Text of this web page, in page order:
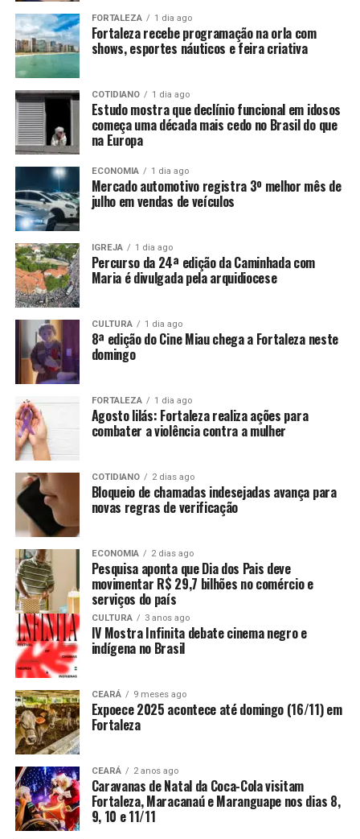
FORTALEZA 1 dia ago
Fortaleza recebe programação na orla com
shows, esportes náuticos e feira criativa
COTIDIANO 1 dia ago
Estudo mostra que declínio funcional em idosos
começa uma década mais cedo no Brasil do que
na Europa
ECONOMIA 1 dia ago
Mercado automotivo registra 3º melhor mês de
julho em vendas de veículos
IGREJA 1 dia ago
Percurso da 24ª edição da Caminhada com
Maria é divulgada pela arquidiocese
CULTURA 1 dia ago
8ª edição do Cine Miau chega a Fortaleza neste
domingo
FORTALEZA 1 dia ago
Agosto lilás: Fortaleza realiza ações para
combater a violência contra a mulher
COTIDIANO 2 dias ago
Bloqueio de chamadas indesejadas avança para
novas regras de verificação
ECONOMIA 2 dias ago
Pesquisa aponta que Dia dos Pais deve
movimentar R$ 29,7 bilhões no comércio e
serviços do país
CULTURA 3 anos ago
IV Mostra Infinita debate cinema negro e
indígena no Brasil
CEARÁ 9 meses ago
Expoece 2025 acontece até domingo (16/11) em
Fortaleza
CEARÁ 2 anos ago
Caravanas de Natal da Coca-Cola visitam
Fortaleza, Maracanaú e Maranguape nos dias 8,
9, 10 e 11/11